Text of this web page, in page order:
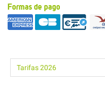
Formas de pago